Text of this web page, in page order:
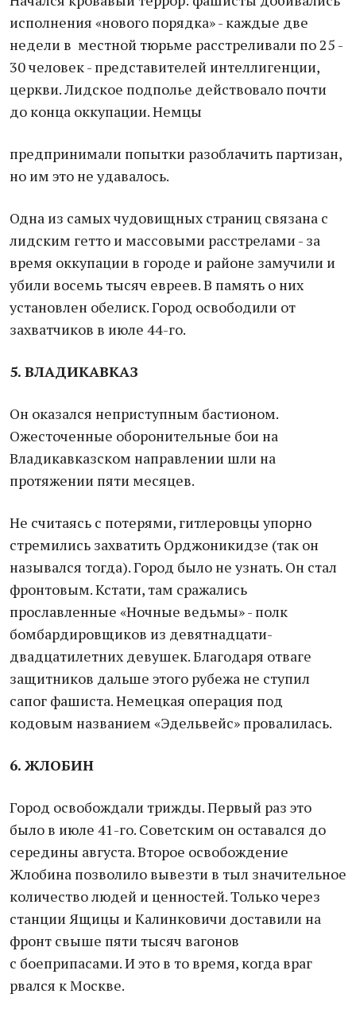
исполнения «нового порядка» - каждые две
недели в местной тюрьме расстреливали по 25 -
30 человек - представителей интеллигенции,
церкви. Лидское подполье действовало почти
до конца оккупации. Немцы
предпринимали попытки разоблачить партизан,
но им это не удавалось.
Одна из самых чудовищных страниц связана с
лидским гетто и массовыми расстрелами - за
время оккупации в городе и районе замучили и
убили восемь тысяч евреев. В память о них
установлен обелиск. Город освободили от
захватчиков в июле 44-го.
5. ВЛАДИКАВКАЗ
Он оказался неприступным бастионом.
Ожесточенные оборонительные бои на
Владикавказском направлении шли на
протяжении пяти месяцев.
Не считаясь с потерями, гитлеровцы упорно
стремились захватить Орджоникидзе (так он
назывался тогда). Город было не узнать. Он стал
фронтовым. Кстати, там сражались
прославленные «Ночные ведьмы» - полк
бомбардировщиков из девятнадцати-
двадцатилетних девушек. Благодаря отваге
защитников дальше этого рубежа не ступил
сапог фашиста. Немецкая операция под
кодовым названием «Эдельвейс» провалилась.
6. ЖЛОБИН
Город освобождали трижды. Первый раз это
было в июле 41-го. Советским он оставался до
середины августа. Второе освобождение
Жлобина позволило вывезти в тыл значительное
количество людей и ценностей. Только через
станции Ящицы и Калинковичи доставили на
фронт свыше пяти тысяч вагонов
с боеприпасами. И это в то время, когда враг
рвался к Москве.